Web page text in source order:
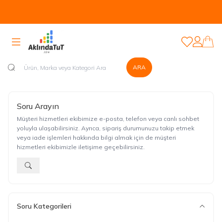
ARA
Hesabım
Favorilerim
Soru Arayın
Müşteri hizmetleri ekibimize e-posta, telefon veya canlı sohbet
yoluyla ulaşabilirsiniz. Ayrıca, sipariş durumunuzu takip etmek
veya iade işlemleri hakkında bilgi almak için de müşteri
hizmetleri ekibimizle iletişime geçebilirsiniz.
Soru Kategorileri